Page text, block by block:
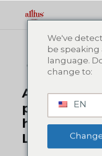
01/28/2022 Uruguay
Antía y
presentes
homenaje
Levitin
We've
be
language.
change to:
EN